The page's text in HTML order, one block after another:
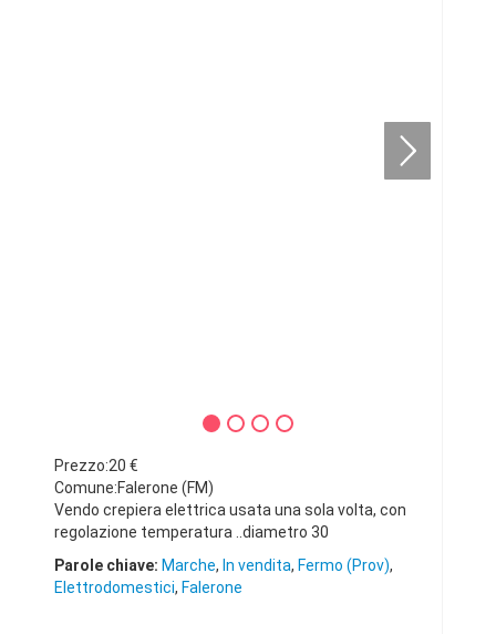
Prezzo:20 €
Comune:Falerone (FM)
Vendo crepiera elettrica usata una sola volta, con
regolazione temperatura ..diametro 30
Parole chiave: Marche, In vendita, Fermo (Prov),
Elettrodomestici, Falerone